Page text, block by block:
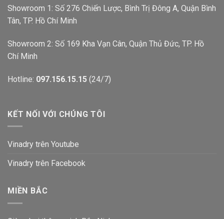
Showroom 1: Số 276 Chiến Lược, Bình Trị Đông A, Quận Bình
Tân, TP. Hồ Chí Minh
Showroom 2: Số 169 Kha Vạn Cân, Quận Thủ Đức, TP. Hồ
Chí Minh
Hotline: 097.156.15.15 (24/7)
KẾT NỐI VỚI CHÚNG TÔI
Vinadry trên Youtube
Vinadry trên Facebook
MIỀN BẮC